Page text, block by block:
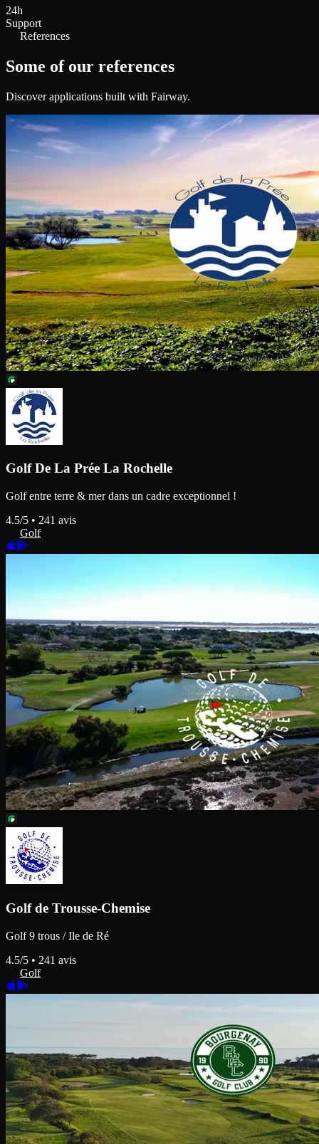
24h
Support
References
Some of our references
Discover applications built with Fairway.
Golf De La Prée La Rochelle
Golf entre terre & mer dans un cadre exceptionnel !
4.5/5 • 241 avis
Golf
Golf de Trousse-Chemise
Golf 9 trous / Ile de Ré
4.5/5 • 241 avis
Golf